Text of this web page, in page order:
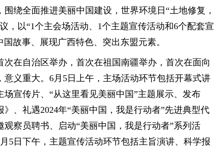
绕全面推进美丽中国建设，世界环境日“土地修复，
，以“1个主会场活动、1个主题宣传活动和6个配套宣
国故事、展现广西特色、突出东盟元素。
次在自治区举办，首次在祖国南疆举办，首次在面向
意义重大。6月5日上午，主场活动环节包括开幕式讲
宣传片、“从这里看见美丽中国”主题展示、发布
》、礼遇2024年“美丽中国，我是行动者”先进典型代
观察员聘书、启动“美丽中国，我是行动者”系列活
5日下午，主题宣传活动环节包括主旨演讲、科学报